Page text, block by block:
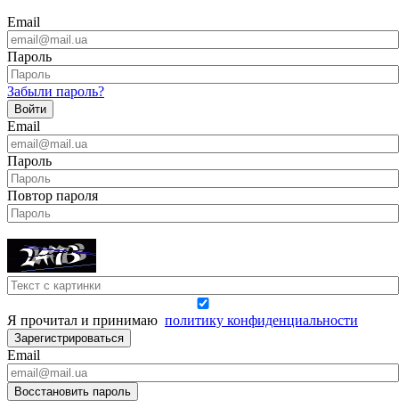
Email
Пароль
Забыли пароль?
Войти
Email
Пароль
Повтор пароля
Я прочитал и принимаю политику конфиденциальности
Зарегистрироваться
Email
Восстановить пароль